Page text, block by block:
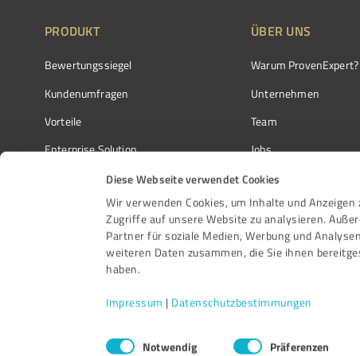
Diese Webseite verwendet Cookies
Wir verwenden Cookies, um Inhalte und
Zugriffe auf unsere Website zu analysieren.
Partner für soziale Medien, Werbung und
weiteren Daten zusammen, die Sie ihnen
haben.
Impressum | Datenschutzbestimmungen
Einwilligungsauswahl
Notwendig Präferenzen
PRODUKT
Bewertungssiegel
Kundenumfragen
Vorteile
Enterprise Solution
Partnerprogramm
Auszeichnungen
ÜBER UNS
Warum ProvenExpert?
Unternehmen
Team
Jobs
Kundenstimmen
Kontakt